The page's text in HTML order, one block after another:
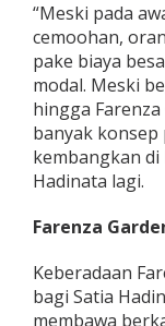
“Meski pada
cemoohan,
pake biaya
modal. Meski
hingga
banyak
kembangkan di
Hadinata lagi.
Farenza
Keberadaan
bagi Satia
membawa